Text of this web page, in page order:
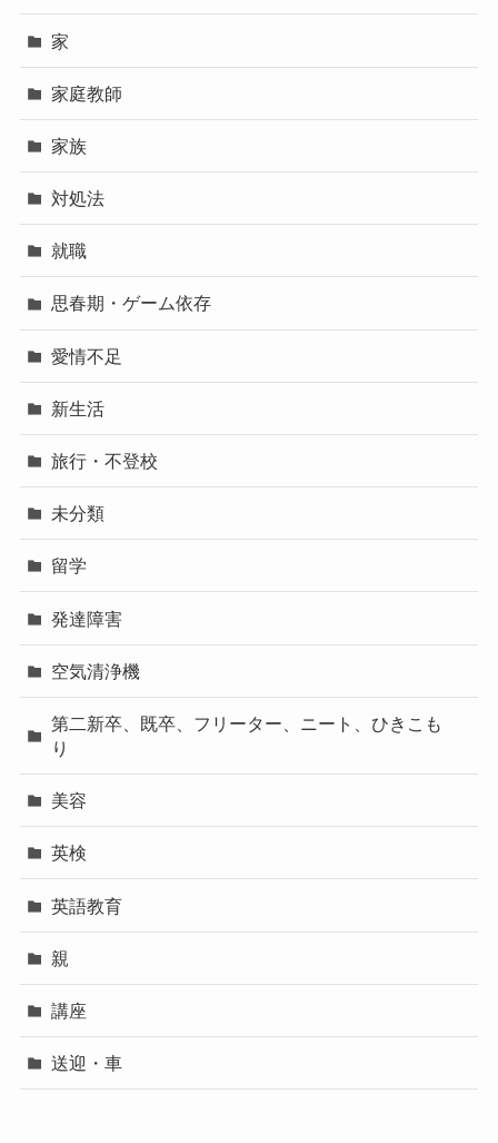
家
家庭教師
家族
対処法
就職
思春期・ゲーム依存
愛情不足
新生活
旅行・不登校
未分類
留学
発達障害
空気清浄機
第二新卒、既卒、フリーター、ニート、ひきこも
り
美容
英検
英語教育
親
講座
送迎・車